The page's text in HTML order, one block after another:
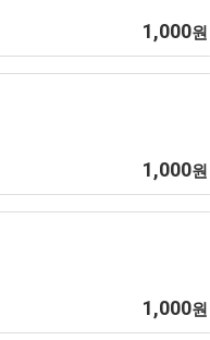
1,000원
1,000원
1,000원